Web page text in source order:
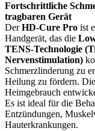
Fortschrittliche
tragbaren Gerät
DerHD-Cure Pro ist
Handgerät, das die
TENS-Technologie
Nervenstimulation)
Schmerzlinderung zu
Heilung zu fördern.
Heimgebrauch
Es ist ideal für die
Entzündungen,
Hauterkrankungen.